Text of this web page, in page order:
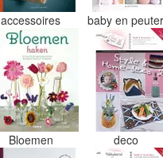
accessoires baby en
Bloemen deco